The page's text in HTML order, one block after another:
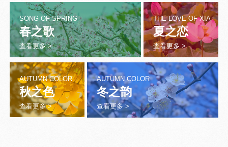
SONG OF SPRING
春之歌
查看更多 >
THE LOVE OF XIA
夏之恋
查看更多 >
AUTUMN COLOR
秋之色
查看更多 >
AUTUMN COLOR
冬之韵
查看更多 >